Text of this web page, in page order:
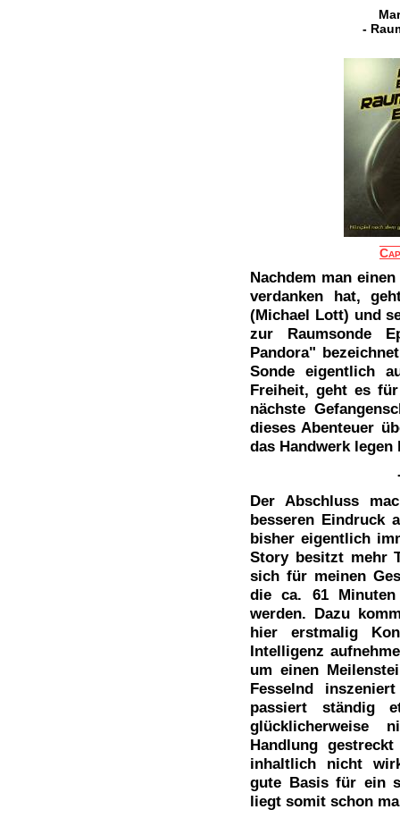
-
Nachdem man
verdanken hat,
(Michael Lott) und
zur Raumsonde
Pandora"
Sonde eigentlich
Freiheit, geht es
nächste
dieses Abenteuer
das Handwerk legen
Der Abschluss
besseren Eindruck
bisher eigentlich
Story besitzt mehr
sich für meinen
die ca. 61
werden. Dazu
hier erstmalig
Intelligenz
um einen
Fesselnd
passiert ständig
glücklicherweise
Handlung
inhaltlich nicht
gute Basis für ein
liegt somit schon